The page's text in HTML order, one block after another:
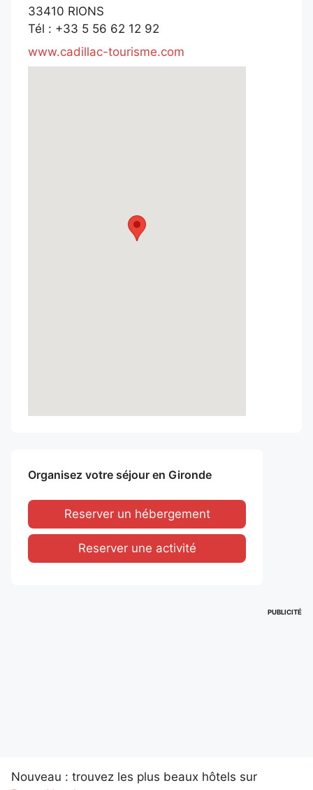
33410 RIONS
Tél : +33 5 56 62 12 92
www.cadillac-tourisme.com
Organisez votre séjour en Gironde
Reserver un hébergement
Reserver une activité
PUBLICITÉ
Nouveau : trouvez les plus beaux hôtels sur